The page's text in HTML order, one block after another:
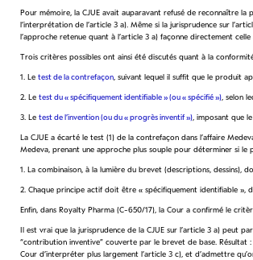
Pour mémoire, la CJUE avait auparavant refusé de reconnaître
l’interprétation de l’article 3 a). Même si la jurisprudence sur
l’approche retenue quant à l’article 3 a) façonne directement
Trois critères possibles ont ainsi été discutés quant à la
1. Letest de la contrefaçon , suivant lequel il suffit que le produit
2. Letest du « spécifiquement identifiable » (ou « spécifié ») , selon
3. Letest de l’invention (ou du « progrès inventif ») , imposant que
La CJUE a écarté le test (1) de la contrefaçon dans l’affaire
Medeva, prenant une approche plus souple pour déterminer si
1. La combinaison, à la lumière du brevet (descriptions, dessins),
2. Chaque principe actif doit être « spécifiquement identifiable »,
Enfin, dans Royalty Pharma (C-650/17), la Cour a confirmé le
Il est vrai que la jurisprudence de la CJUE sur l’article 3 a) peut
“contribution inventive” couverte par le brevet de base. Résultat
Cour d’interpréter plus largement l’article 3 c), et d’admettre